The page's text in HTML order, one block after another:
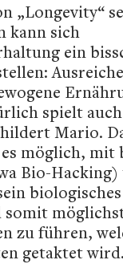
„Longevity“
kann sich
ein
spielt
Mario.
möglich, mit
Bio-Hacking)
somit
zu führen,
getaktet wird.